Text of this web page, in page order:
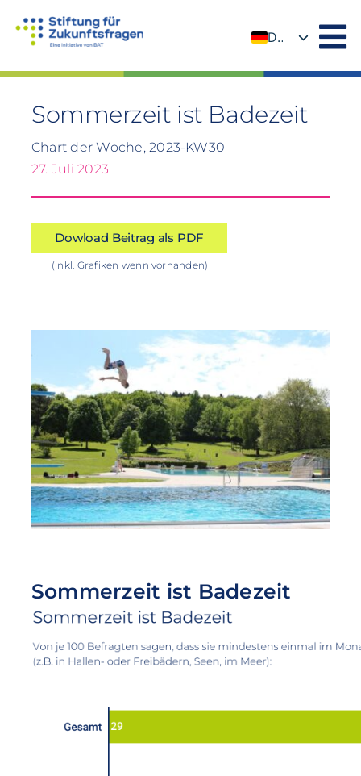
Inhalt
DE
Sommerzeit ist Badezeit
Chart der Woche, 2023-KW30
27. Juli 2023
Dowload Beitrag als PDF
(inkl. Grafiken wenn vorhanden)
Sommerzeit ist Badezeit